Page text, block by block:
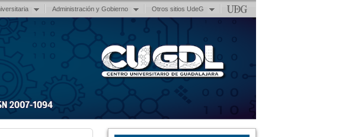
Administración y Gobierno Otros sitios UdeG